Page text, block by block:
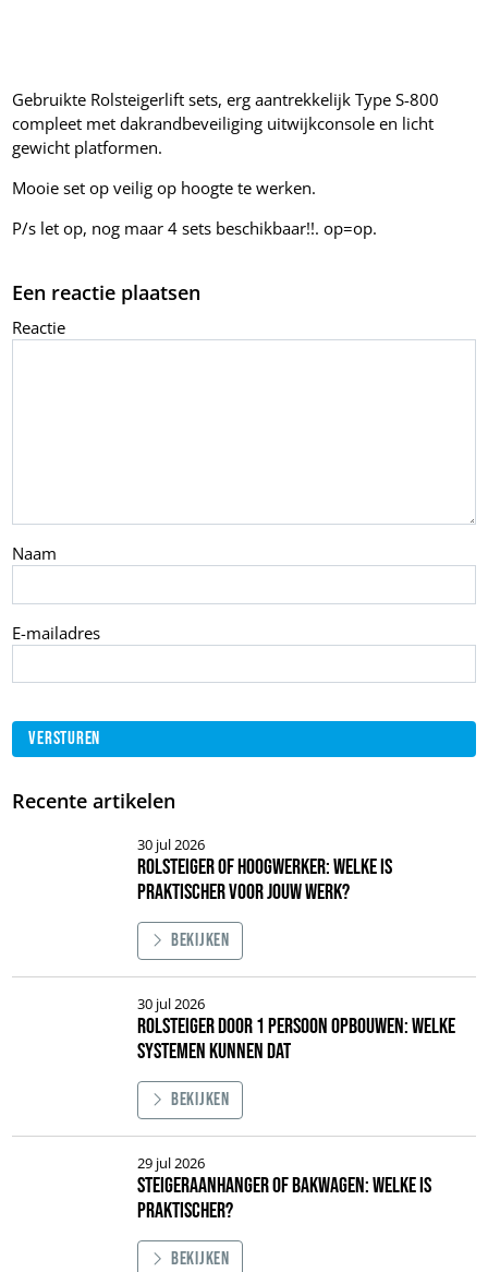
Gebruikte Rolsteigerlift sets, erg aantrekkelijk Type S-800
compleet met dakrandbeveiliging uitwijkconsole en licht
gewicht platformen.
Mooie set op veilig op hoogte te werken.
P/s let op, nog maar 4 sets beschikbaar!!. op=op.
Een reactie plaatsen
Reactie
Naam
E-mailadres
Recente artikelen
30 jul 2026
Rolsteiger of hoogwerker: welke is
praktischer voor jouw werk?
Bekijken
30 jul 2026
Rolsteiger door 1 persoon opbouwen: welke
systemen kunnen dat
Bekijken
29 jul 2026
Steigeraanhanger of bakwagen: welke is
praktischer?
Bekijken